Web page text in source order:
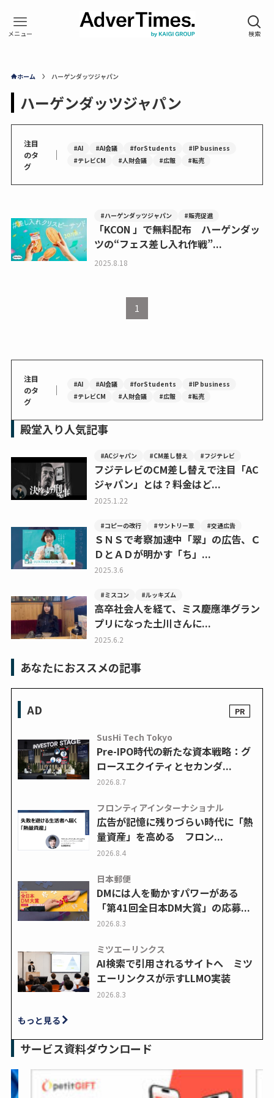
ホーム ハーゲンダッツジャパン
ハーゲンダッツジャパン
注目
のタ
グ
｜ #AI #AI会議 #forStudents
#IP business
#テレビCM
#人財会議 #広報 #転売
#ハーゲンダッツジャパン #販売促進
「KCON 」で無料配布 ハーゲンダッ
ツの“フェス差し入れ作戦”...
2025.8.18
1
注目
のタ
グ
｜ #AI #AI会議 #forStudents
#IP business
#テレビCM
#人財会議 #広報 #転売
殿堂入り人気記事
#ACジャパン #CM差し替え #フジテレビ
フジテレビのCM差し替えで注目「AC
ジャパン」とは？料金はど...
2025.1.22
#コピーの改行 #サントリー翠 #交通広告
ＳＮＳで考察加速中「翠」の広告、Ｃ
ＤとＡＤが明かす「ち」...
2025.3.6
#ミスコン #ルッキズム
高卒社会人を経て、ミス慶應準グラン
プリになった土川さんに...
2025.6.2
あなたにおススメの記事
AD
SusHi Tech Tokyo
Pre-IPO時代の新たな資本戦略：グ
ロースエクイティとセカンダ...
2026.8.7
フロンティアインターナショナル
広告が記憶に残りづらい時代に「熱
量資産」を高める フロン...
2026.8.4
日本郵便
DMには人を動かすパワーがある
「第41回全日本DM大賞」の応募...
2026.8.3
ミツエーリンクス
AI検索で引用されるサイトへ ミツ
エーリンクスが示すLLMO実装
2026.8.3
もっと見る
サービス資料ダウンロード